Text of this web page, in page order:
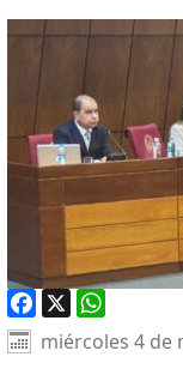
Facebook
X WhatsApp
miércoles 4 de